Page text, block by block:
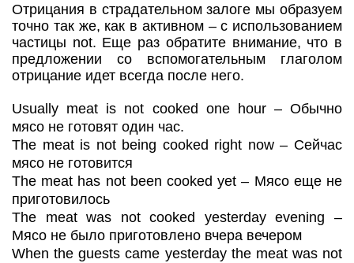
Отрицания в страдательном залоге мы образуем
точно так же, как в активном – с использованием
частицы not. Еще раз обратите внимание, что в
предложении со вспомогательным глаголом
отрицание идет всегда после него.
Usually meat is not cooked one hour – Обычно
мясо не готовят один час.
The meat is not being cooked right now – Сейчас
мясо не готовится
The meat has not been cooked yet – Мясо еще не
приготовилось
The meat was not cooked yesterday evening –
Мясо не было приготовлено вчера вечером
When the guests came yesterday the meat was not